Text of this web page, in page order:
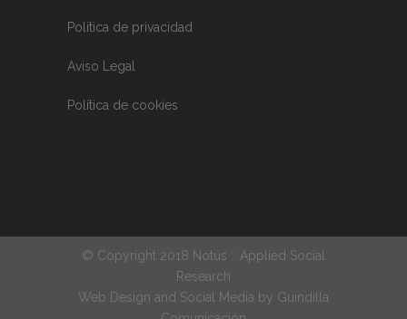
Política de privacidad
Aviso Legal
Política de cookies
© Copyright 2018 Notus :: Applied Social
Research
Web Design and Social Media by Guindilla